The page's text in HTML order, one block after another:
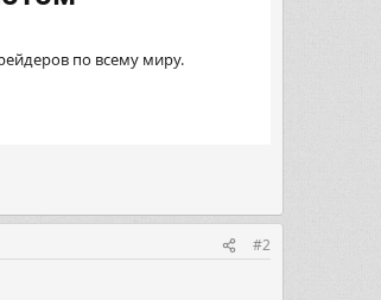
по всему миру.
#2